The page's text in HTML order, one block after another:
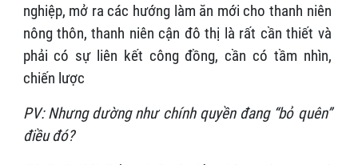
nghiệp, mở ra các hướng làm ăn mới cho thanh niên
nông thôn, thanh niên cận đô thị là rất cần thiết và
phải có sự liên kết công đồng, cần có tầm nhìn,
chiến lược
PV: Nhưng dường như chính quyền đang “bỏ quên”
điều đó?